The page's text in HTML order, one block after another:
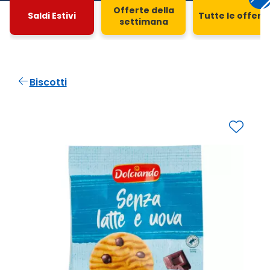
Saldi Estivi
Offerte della
settimana
Tutte le
Biscotti